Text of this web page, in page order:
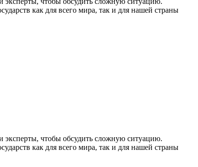
как для всего мира, так и для нашей страны
эксперты, чтобы обсудить сложную ситуацию.
как для всего мира, так и для нашей страны